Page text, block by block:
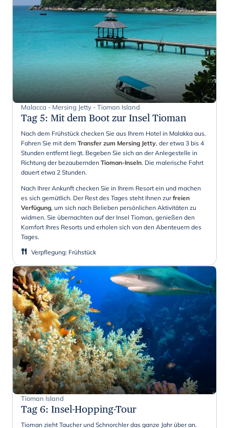
Malacca - Mersing Jetty - Tioman Island
Tag 5: Mit dem Boot zur Insel Tioman
Nach dem Frühstück checken Sie aus Ihrem Hotel in Malakka aus.
Fahren Sie mit dem Transfer zum Mersing Jetty, der etwa 3 bis 4
Stunden entfernt liegt. Begeben Sie sich an der Anlegestelle in
Richtung der bezaubernden Tioman-Inseln. Die malerische Fahrt
dauert etwa 2 Stunden.
Nach Ihrer Ankunft checken Sie in Ihrem Resort ein und machen
es sich gemütlich. Der Rest des Tages steht Ihnen zurfreien
Verfügung, um sich nach Belieben persönlichen Aktivitäten zu
widmen. Sie übernachten auf der Insel Tioman, genießen den
Komfort Ihres Resorts und erholen sich von den Abenteuern des
Tages.
Verpflegung: Frühstück
Tioman Island
Tag 6: Insel-Hopping-Tour
Tioman zieht Taucher und Schnorchler das ganze Jahr über an.